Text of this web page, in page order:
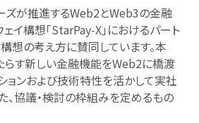
ズが推進するWeb2とWeb3の金融
イ構想「StarPay‑X」におけるパート
想の考え方に賛同しています。本
らす新しい金融機能をWeb2に橋渡
ョンおよび技術特性を活かして実社
、協議・検討の枠組みを定めるもの